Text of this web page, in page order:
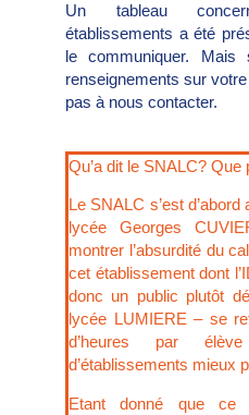
Un tableau
établissements a été
le communiquer.
renseignements sur
pas à nous contacter.
Qu’a dit le SNALC?
Le SNALC s’est
lycée Georges
montrer l’absurdité du
cet établissement dont
donc un public plutôt
lycée LUMIERE – se
d’heures par
d’établissements mieux
Etant donné que